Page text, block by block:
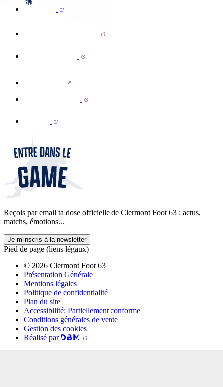
Reçois par email ta dose officielle de Clermont Foot 63 : actus,
matchs, émotions...
Je m'inscris à la newsletter
Pied de page (liens légaux)
© 2026 Clermont Foot 63
Présentation Générale
Mentions légales
Politique de confidentialité
Plan du site
Accessibilité: Partiellement conforme
Conditions générales de vente
Gestion des cookies
Réalisé par